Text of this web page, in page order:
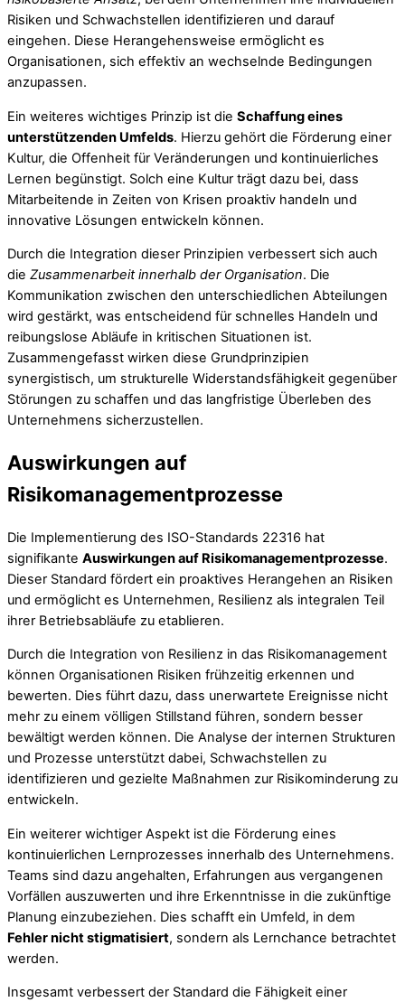
Risiken und Schwachstellen identifizieren und darauf
eingehen. Diese Herangehensweise ermöglicht es
Organisationen, sich effektiv an wechselnde Bedingungen
anzupassen.
Ein weiteres wichtiges Prinzip ist die Schaffung eines
unterstützenden Umfelds. Hierzu gehört die Förderung einer
Kultur, die Offenheit für Veränderungen und kontinuierliches
Lernen begünstigt. Solch eine Kultur trägt dazu bei, dass
Mitarbeitende in Zeiten von Krisen proaktiv handeln und
innovative Lösungen entwickeln können.
Durch die Integration dieser Prinzipien verbessert sich auch
die Zusammenarbeit innerhalb der Organisation. Die
Kommunikation zwischen den unterschiedlichen Abteilungen
wird gestärkt, was entscheidend für schnelles Handeln und
reibungslose Abläufe in kritischen Situationen ist.
Zusammengefasst wirken diese Grundprinzipien
synergistisch, um strukturelle Widerstandsfähigkeit gegenüber
Störungen zu schaffen und das langfristige Überleben des
Unternehmens sicherzustellen.
Auswirkungen auf
Risikomanagementprozesse
Die Implementierung des ISO-Standards 22316 hat
signifikante Auswirkungen auf Risikomanagementprozesse.
Dieser Standard fördert ein proaktives Herangehen an Risiken
und ermöglicht es Unternehmen, Resilienz als integralen Teil
ihrer Betriebsabläufe zu etablieren.
Durch die Integration von Resilienz in das Risikomanagement
können Organisationen Risiken frühzeitig erkennen und
bewerten. Dies führt dazu, dass unerwartete Ereignisse nicht
mehr zu einem völligen Stillstand führen, sondern besser
bewältigt werden können. Die Analyse der internen Strukturen
und Prozesse unterstützt dabei, Schwachstellen zu
identifizieren und gezielte Maßnahmen zur Risikominderung zu
entwickeln.
Ein weiterer wichtiger Aspekt ist die Förderung eines
kontinuierlichen Lernprozesses innerhalb des Unternehmens.
Teams sind dazu angehalten, Erfahrungen aus vergangenen
Vorfällen auszuwerten und ihre Erkenntnisse in die zukünftige
Planung einzubeziehen. Dies schafft ein Umfeld, in dem
Fehler nicht stigmatisiert, sondern als Lernchance betrachtet
werden.
Insgesamt verbessert der Standard die Fähigkeit einer